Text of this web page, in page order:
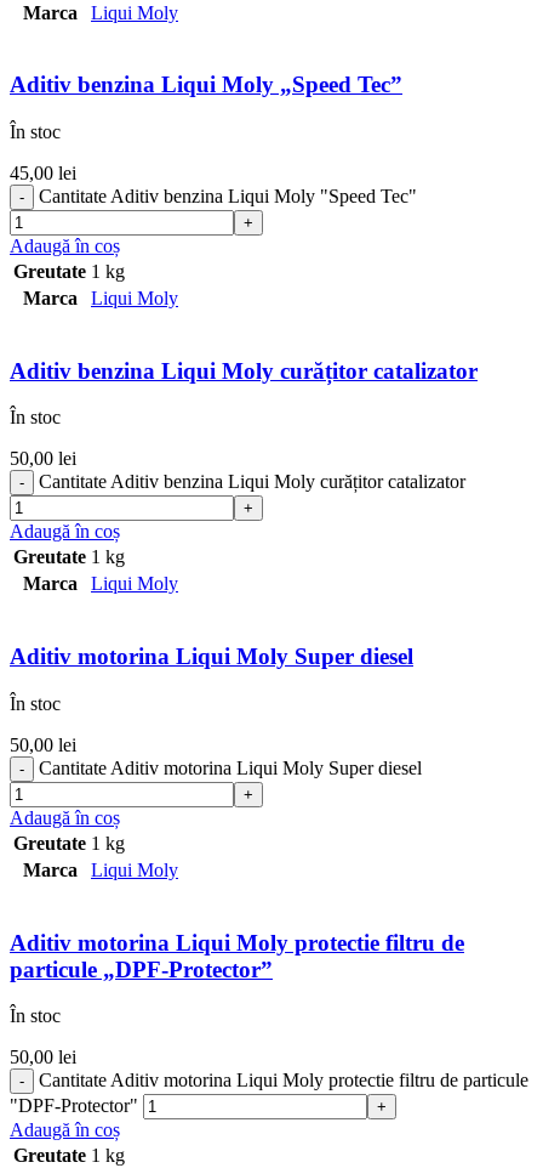
Marca
Liqui Moly
Aditiv benzina Liqui Moly „Speed Tec”
În stoc
45,00 lei
Cantitate Aditiv benzina Liqui Moly "Speed Tec"
Adaugă în coș
Greutate 1 kg
Marca
Liqui Moly
Aditiv benzina Liqui Moly curățitor catalizator
În stoc
50,00 lei
Cantitate Aditiv benzina Liqui Moly curățitor catalizator
Adaugă în coș
Greutate 1 kg
Marca
Liqui Moly
Aditiv motorina Liqui Moly Super diesel
În stoc
50,00 lei
Cantitate Aditiv motorina Liqui Moly Super diesel
Adaugă în coș
Greutate 1 kg
Marca
Liqui Moly
Aditiv motorina Liqui Moly protectie filtru de
particule „DPF-Protector”
În stoc
50,00 lei
Cantitate Aditiv motorina Liqui Moly protectie filtru de particule
"DPF-Protector"
Adaugă în coș
Greutate 1 kg